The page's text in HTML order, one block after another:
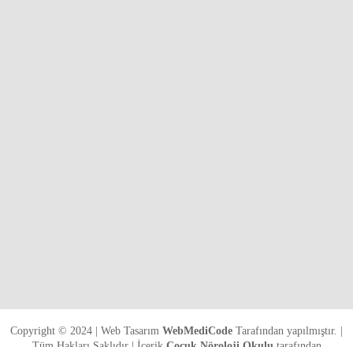
Copyright © 2024 | Web Tasarım WebMediCode Tarafından yapılmıştır. |